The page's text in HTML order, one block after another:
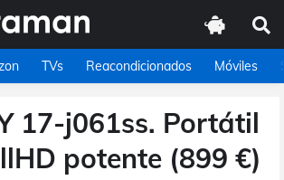
TVs Reacondicionados Móviles
17-j061ss. Portátil
potente (899 €)